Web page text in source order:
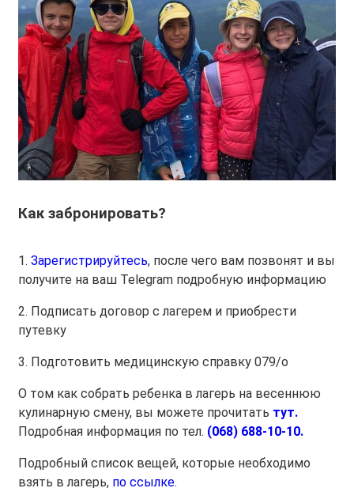
Как забронировать?
1. Зарегистрируйтесь, после чего вам позвонят и вы
получите на ваш Telegram подробную информацию
2. Подписать договор с лагерем и приобрести
путевку
3. Подготовить медицинскую справку 079/о
О том как собрать ребенка в лагерь на весеннюю
кулинарную смену, вы можете прочитать тут.
Подробная информация по тел. (068) 688-10-10.
Подробный список вещей, которые необходимо
взять в лагерь, по ссылке.